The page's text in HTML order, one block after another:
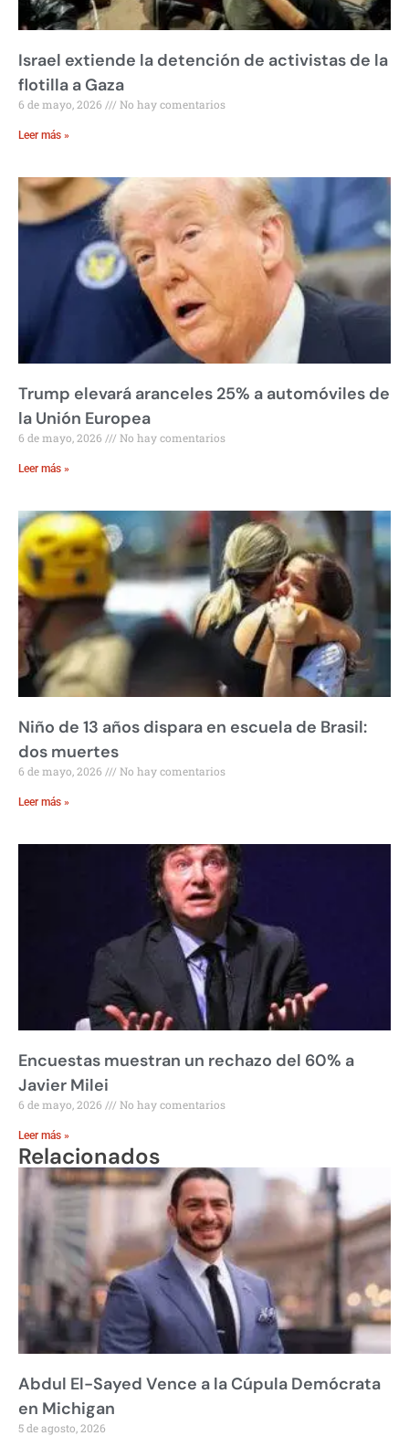
Israel extiende la detención de activistas de la
flotilla a Gaza
6 de mayo, 2026 No hay comentarios
Leer más »
Trump elevará aranceles 25% a automóviles de
la Unión Europea
6 de mayo, 2026 No hay comentarios
Leer más »
Niño de 13 años dispara en escuela de Brasil:
dos muertes
6 de mayo, 2026 No hay comentarios
Leer más »
Encuestas muestran un rechazo del 60% a
Javier Milei
6 de mayo, 2026 No hay comentarios
Leer más »
Relacionados
Abdul El-Sayed Vence a la Cúpula Demócrata
en Michigan
5 de agosto, 2026